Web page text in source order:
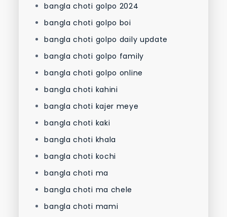
bangla choti golpo 2024
bangla choti golpo boi
bangla choti golpo daily update
bangla choti golpo family
bangla choti golpo online
bangla choti kahini
bangla choti kajer meye
bangla choti kaki
bangla choti khala
bangla choti kochi
bangla choti ma
bangla choti ma chele
bangla choti mami